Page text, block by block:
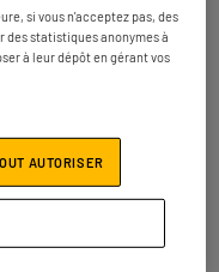
- THIAIS
si vous n'acceptez pas, des
statistiques anonymes à
à leur dépôt en gérant vos
AUTORISER